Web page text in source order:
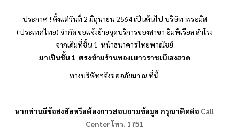
ประกาศ ! ตั้งแต่วันที่ 2 มิถุนายน 2564 เป็นต้นไป บริษัท พรอมิส
(ประเทศไทย) จำกัด ขอแจ้งย้ายจุดบริการของสาขา อิมพีเรียล สำโรง
จากเดิมที่ชั้น 1 หน้าธนาคารไทยพาณิชย์
มาเป็นชั้น 1 ตรงข้ามร้านทองเยาวราชเบ๊เฮงฮวด
ทางบริษัทฯจึงขออภัยมา ณ ที่นี้
หากท่านมีข้อสงสัยหรือต้องการสอบถามข้อมูล กรุณาติดต่อ Call
Centerโทร. 1751